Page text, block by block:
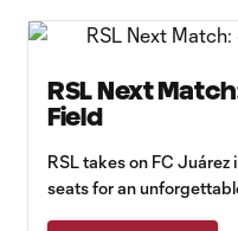
RSL Next
Field
RSL takes on FC
seats for an